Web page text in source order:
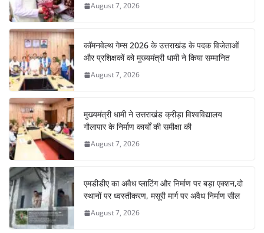
August 7, 2026
कॉमनवेल्थ गेम्स 2026 के उत्तराखंड के पदक विजेताओं
और प्रशिक्षकों को मुख्यमंत्री धामी ने किया सम्मानित
August 7, 2026
मुख्यमंत्री धामी ने उत्तराखंड क्रीड़ा विश्वविद्यालय
गौलापार के निर्माण कार्यों की समीक्षा की
August 7, 2026
एमडीडीए का अवैध प्लाटिंग और निर्माण पर बड़ा एक्शन,दो
स्थानों पर ध्वस्तीकरण, मसूरी मार्ग पर अवैध निर्माण सील
August 7, 2026